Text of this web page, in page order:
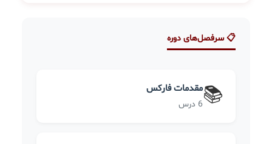
📋 سرفصل‌های دوره
📚مقدمات فارکس
6 درس